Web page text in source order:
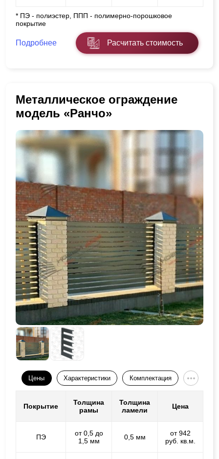
* ПЭ - полиэстер, ППП - полимерно-порошковое
покрытие
Подробнее Расчитать стоимость
Металлическое ограждение
модель «Ранчо»
Цены Характеристики Комплектация
Покрытие
Толщина
рамы
Толщина
ламели
Цена
ПЭ
от 0,5 до
1,5 мм
0,5 мм
от 942
руб. кв.м.